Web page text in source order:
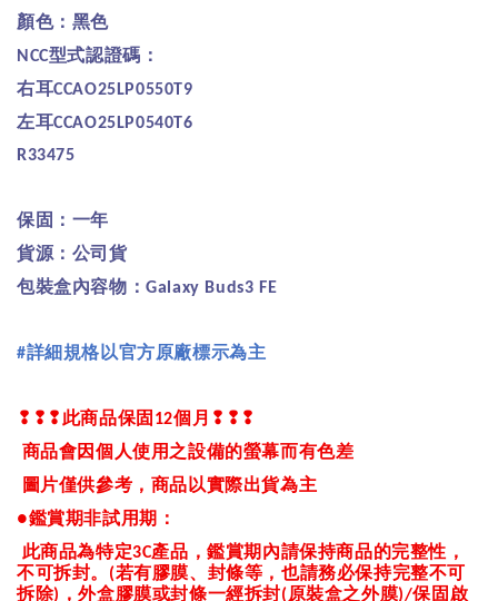
顏色：黑色
NCC型式認證碼：
右耳CCAO25LP0550T9
左耳CCAO25LP0540T6
R33475
保固：一年
貨源：公司貨
包裝盒內容物：Galaxy Buds3 FE
#詳細規格以官方原廠標示為主
❢❢❢ 此商品保固 12個月 ❢❢❢
商品會因個人使用之設備的螢幕而有色差
圖片僅供參考，商品以實際出貨為主
●鑑賞期非試用期：
此商品為特定3C產品，鑑賞期內請保持商品的完整性，
不可拆封。 (若有膠膜、封條等，也請務必保持完整不可
拆除) ，外盒膠膜或封條一經拆封( 原裝盒之外膜)/保固啟